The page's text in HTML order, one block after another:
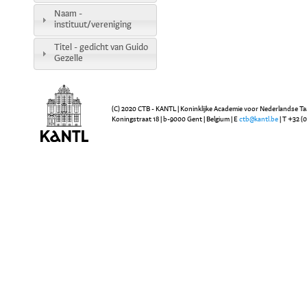
Naam -
instituut/vereniging
Titel - gedicht van Guido
Gezelle
(C) 2020 CTB - KANTL | Koninklijke Academie voor Nederlandse
Koningstraat 18 | b-9000 Gent | Belgium | E ctb@kantl.be | T +32